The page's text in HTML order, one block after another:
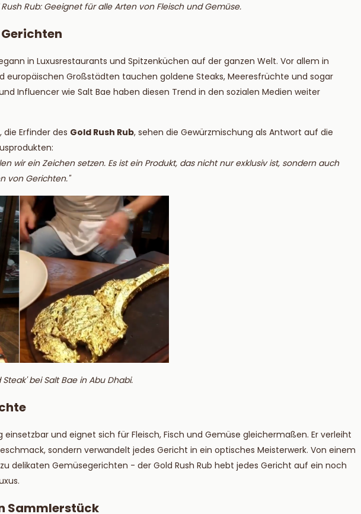
Rush Rub: Geeignet für alle Arten von Fleisch und Gemüse.
in Luxusrestaurants und Spitzenküchen auf der ganzen Welt. Vor allem in
europäischen Großstädten tauchen goldene Steaks, Meeresfrüchte und sogar
Influencer wie Salt Bae haben diesen Trend in den sozialen Medien weiter
die Erfinder des Gold Rush Rub, sehen die Gewürzmischung als Antwort auf die
wir ein Zeichen setzen. Es ist ein Produkt, das nicht nur exklusiv ist, sondern auch
von Gerichten."
bei Salt Bae in Abu Dhabi.
einsetzbar und eignet sich für Fleisch, Fisch und Gemüse gleichermaßen. Er verleiht
sondern verwandelt jedes Gericht in ein optisches Meisterwerk. Von einem
delikaten Gemüsegerichten - der Gold Rush Rub hebt jedes Gericht auf ein noch
Sammlerstück